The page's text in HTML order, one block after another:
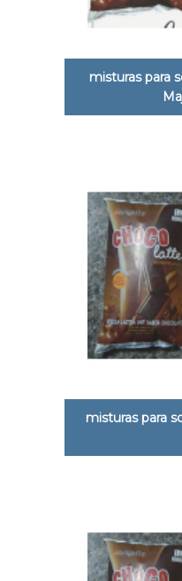
misturas para
misturas para